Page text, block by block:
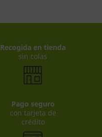
Recogida en tienda
sin colas
Pago seguro
con tarjeta de
crédito